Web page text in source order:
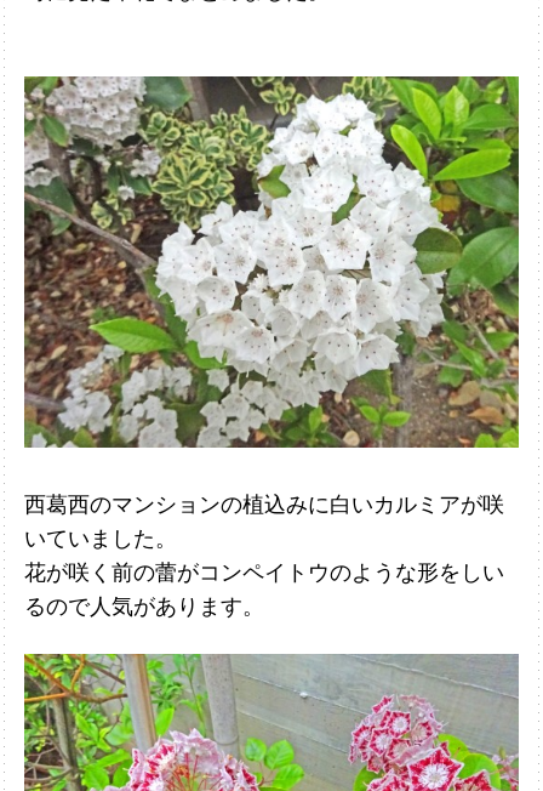
西葛西のマンションの植込みに白いカルミアが咲
いていました。
花が咲く前の蕾がコンペイトウのような形をしい
るので人気があります。